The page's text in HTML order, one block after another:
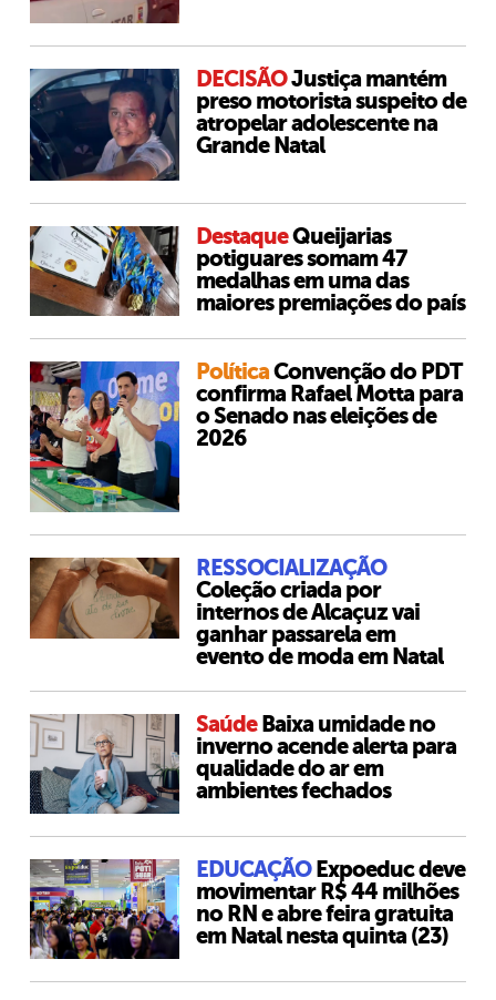
DECISÃOJustiça mantém
preso motorista suspeito de
atropelar adolescente na
Grande Natal
DestaqueQueijarias
potiguares somam 47
medalhas em uma das
maiores premiações do país
PolíticaConvenção do PDT
confirma Rafael Motta para
o Senado nas eleições de
2026
RESSOCIALIZAÇÃO
Coleção criada por
internos de Alcaçuz vai
ganhar passarela em
evento de moda em Natal
Saúde Baixa umidade no
inverno acende alerta para
qualidade do ar em
ambientes fechados
EDUCAÇÃO Expoeduc deve
movimentar R$ 44 milhões
no RN e abre feira gratuita
em Natal nesta quinta (23)